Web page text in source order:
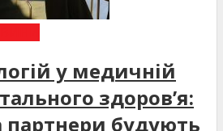
у медичній
здоров’я:
партнери будують